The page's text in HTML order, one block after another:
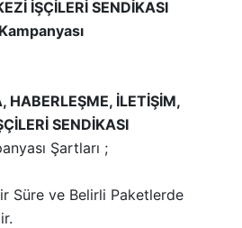
İŞÇİLERİ SENDİKASI
Kampanyası
HABERLEŞME, İLETİŞİM,
SENDİKASI
Şartları ;
Süre ve Belirli Paketlerde